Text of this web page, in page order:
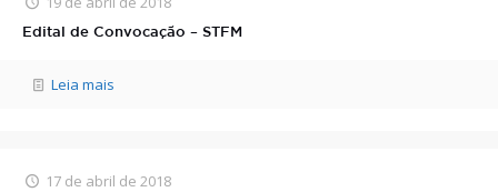
Edital de Convocação – STFM
Leia mais
17 de abril de 2018